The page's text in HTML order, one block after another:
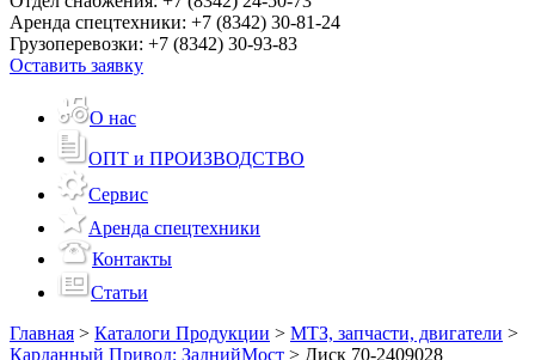
Аренда спецтехники: +7 (8342) 30-81-24
Грузоперевозки: +7 (8342) 30-93-83
Оставить заявку
О нас
ОПТ и ПРОИЗВОДСТВО
Сервис
Аренда спецтехники
Контакты
Статьи
Главная > Каталоги Продукции > МТЗ, запчасти, двигатели >
Карданный Привод; ЗаднийМост > Диск 70-2409028